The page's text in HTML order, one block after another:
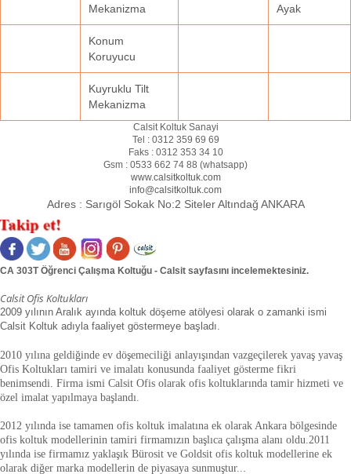
Mekanizma
Ayak
Konum
Koruyucu
Kuyruklu Tilt
Mekanizma
Calsit Koltuk Sanayi
Tel : 0312 359 69 69
Faks : 0312 353 34 10
Gsm : 0533 662 74 88 (whatsapp)
www.calsitkoltuk.com
info@calsitkoltuk.com
Adres : Sarıgöl Sokak No:2 Siteler Altındağ ANKARA
CA 303T Öğrenci Çalışma Koltuğu - Calsit sayfasını incelemektesiniz.
Calsit Ofis Koltukları
2009 yılının Aralık ayında koltuk döşeme atölyesi olarak o zamanki ismi
Calsit Koltuk adıyla faaliyet göstermeye başladı.
2010 yılına geldiğinde ev döşemeciliği anlayışından vazgeçilerek yavaş yavaş
Ofis Koltukları tamiri ve imalatı konusunda faaliyet gösterme fikri
benimsendi. Firma ismi Calsit Ofis olarak ofis koltuklarında tamir hizmeti ve
özel imalat yapılmaya başlandı.
2012 yılında ise tamamen ofis koltuk imalatına ek olarak Ankara bölgesinde
ofis koltuk modellerinin tamiri firmamızın başlıca çalışma alanı oldu. 2011
yılında ise firmamız yaklaşık Bürosit ve Goldsit ofis koltuk modellerine ek
olarak diğer marka modellerin de piyasaya sunmuştur.